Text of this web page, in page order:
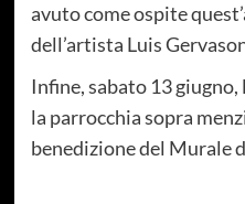
avuto come ospite
dell’artista Luis
Infine, sabato 13
la parrocchia sopra
benedizione del Murale